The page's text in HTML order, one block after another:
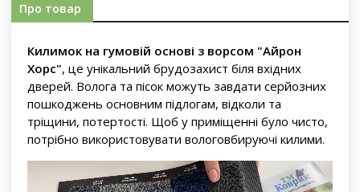
Про товар
Килимок на гумовій основі з ворсом "Айрон
Хорс", це унікальний брудозахист біля вхідних
дверей. Волога та пісок можуть завдати серйозних
пошкоджень основним підлогам, відколи та
тріщини, потертості. Щоб у приміщенні було чисто,
потрібно використовувати вологовбируючі килими.
Відеопрогравач